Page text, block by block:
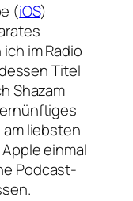
(iOS)
im Radio
Titel
Shazam
liebsten
einmal
Podcast-